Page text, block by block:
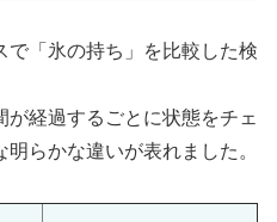
「氷の持ち」を比較した検
が経過するごとに状態をチェ
らかな違いが表れました。